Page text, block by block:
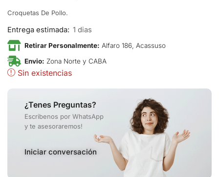
Croquetas De Pollo.
Entrega estimada: 1 dias
Retirar Personalmente: Alfaro 186, Acassuso
Envio: Zona Norte y CABA
Sin existencias
¿Tenes Preguntas?
Escribenos por WhatsApp
y te asesoraremos!
Iniciar conversación